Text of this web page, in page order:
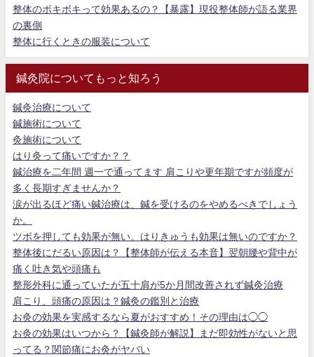
整体のボキボキって効果あるの？【暴露】現役整体師が語る業界
の裏側
整体に行くときの服装について
鍼灸院についてもっと知ろう
鍼灸治療について
鍼施術について
灸施術について
はり灸って痛いですか？？
鍼治療を二年間 週一で通ってます 肩こりや更年期ですが頻度が
多く長期すぎませんか？
涙が出るほど痛い鍼治療は、鍼を受けるのをやめるべきでしょう
か。
ツボを押しても効果が無い。はりきゅうも効果は無いのですか？
整体後にだるい原因は？【整体師が伝える本音】翌朝腰や背中が
痛く吐き気や頭痛も
整形外科に通っていたが五十肩が5か月間改善されず鍼灸治療
肩こり、頭痛の原因は？鍼灸の鑑別と治療
お灸の効果を実感するなら夏がおすすめ！その理由は◯◯
お灸の効果はいつから？【鍼灸師が解説】まだ即効性がないと思
ってる？関節痛にお灸がヤバい